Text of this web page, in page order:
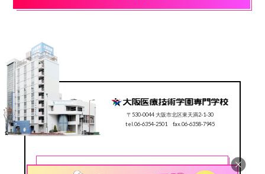
〒530-0044 大阪市北区東天満2-1-30
tel.06-6354-2501 fax.06-6358-7945
CONTACT